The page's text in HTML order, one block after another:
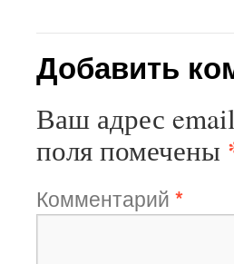
Добавить
Ваш адрес
поля помечены
Комментарий *